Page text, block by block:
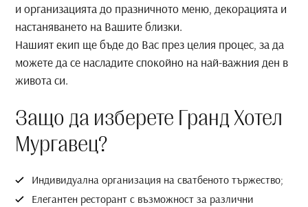
и организацията до празничното меню, декорацията и
настаняването на Вашите близки.
Нашият екип ще бъде до Вас през целия процес, за да
можете да се насладите спокойно на най-важния ден в
живота си.
Защо да изберете Гранд Хотел
Мургавец?
Индивидуална организация на сватбеното тържество;
Елегантен ресторант с възможност за различни